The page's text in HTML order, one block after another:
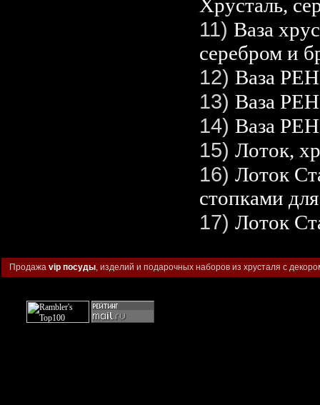
Хрусталь,
11) Ваза
серебром и
12) Ваза
13) Ваза
14) Ваза
15) Лоток,
16) Лоток
стопками
17) Лоток
Продажа vip посуды, изделий и подарочных наборов из хрусталя с